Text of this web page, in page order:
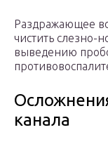
Раздражающее
чистить слезно-
выведению
канала